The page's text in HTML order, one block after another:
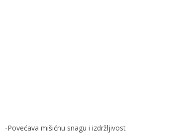
-Povećava mišićnu snagu i izdržljivost